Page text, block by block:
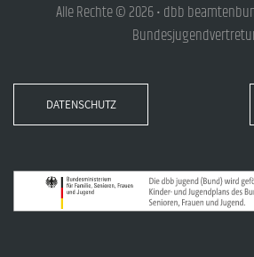
Alle Rechte © 2026 • dbb
DATENSCHUTZ